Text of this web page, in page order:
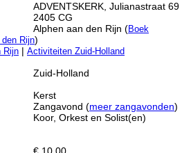
ADVENTSKERK, Julianastraat 69
2405 CG
Alphen aan den Rijn (Boek
Rijn)
Rijn | Activiteiten Zuid-Holland
Zuid-Holland
Kerst
Zangavond (meer zangavonden)
Koor, Orkest en Solist(en)